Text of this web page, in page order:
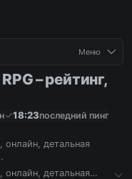
Меню
– рейтинг,
18:23последний пинг
онлайн, детальная
онлайн, детальная